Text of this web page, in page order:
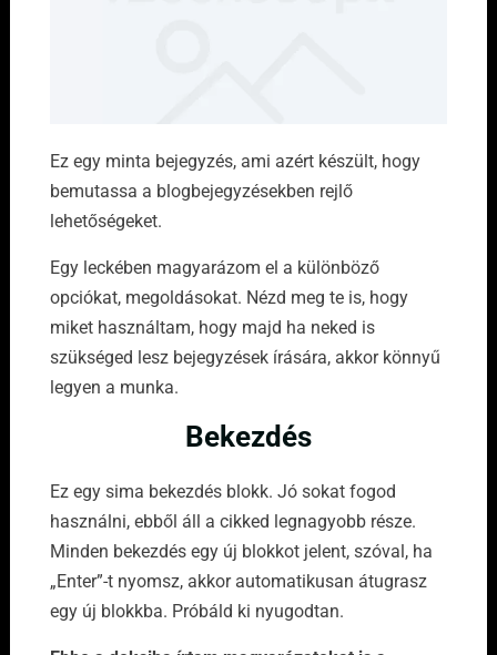
Ez egy minta bejegyzés, ami azért készült, hogy
bemutassa a blogbejegyzésekben rejlő
lehetőségeket.
Egy leckében magyarázom el a különböző
opciókat, megoldásokat. Nézd meg te is, hogy
miket használtam, hogy majd ha neked is
szükséged lesz bejegyzések írására, akkor könnyű
legyen a munka.
Bekezdés
Ez egy sima bekezdés blokk. Jó sokat fogod
használni, ebből áll a cikked legnagyobb része.
Minden bekezdés egy új blokkot jelent, szóval, ha
„Enter”-t nyomsz, akkor automatikusan átugrasz
egy új blokkba. Próbáld ki nyugodtan.